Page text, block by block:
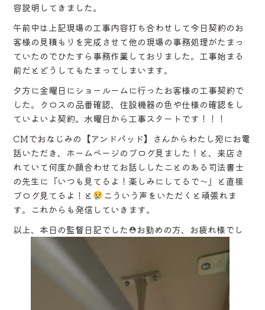
容説明してきました。
午前中は上記現場の工事内容打ち合わせして今日契約のお
客様の見積もりを完成させて他の現場の事務処理がたまっ
ていたのでひたすら事務作業しておりました。工事始まる
前だとどうしてもたまってしまいます。
夕方に金曜日にショールームに行ったお客様の工事契約で
した。クロスの品番確認、住設機器の色や仕様の確認をし
ていよいよ契約。水曜日から工事スタートです！！！
CMでおなじみの【アンドパッド】さんからわたし宛にお電
話いただき、ホームページのブログ見ました！と、来店さ
れていて何度か顔合わせてお話ししたことのある司法書士
の先生に『いつも見てるよ！楽しみにしてるで～』と直接
ブログ見てるよ！と
こういう声をいただくと頑張れま
す。これからも発信していきます。
以上、本日の監督日記でした⛑お勤めの方、お疲れ様でし